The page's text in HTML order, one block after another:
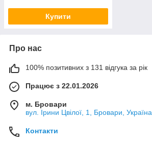
Купити
Про нас
100% позитивних з 131 відгука за рік
Працює з 22.01.2026
м. Бровари
вул. Ірини Цвілої, 1, Бровари, Україна
Контакти